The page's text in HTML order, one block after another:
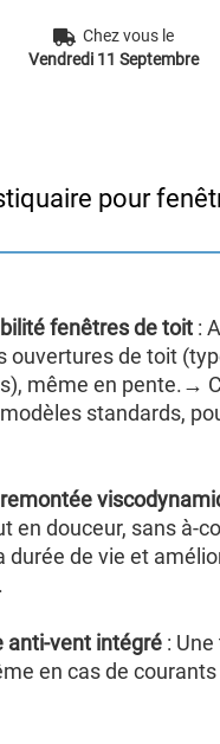
Chez vous le
Vendredi 11 Septembre
pour
fenêtres de toit :
ouvertures de toit
même en pente.→
standards,
en douceur, sans à-
durée de vie et
anti-vent intégré :
en cas de courants